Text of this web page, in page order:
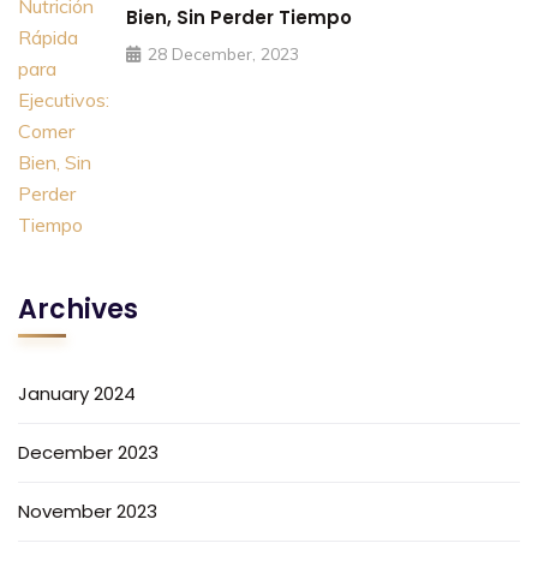
Bien, Sin Perder Tiempo
28 December, 2023
Archives
January 2024
December 2023
November 2023